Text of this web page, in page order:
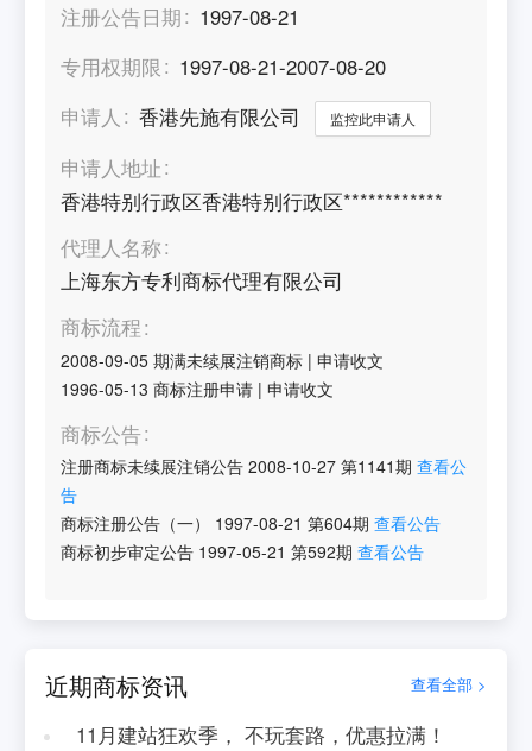
注册公告日期
1997-08-21
专用权期限
1997-08-21-2007-08-20
申请人
香港先施有限公司 监控此申请人
申请人地址
香港特别行政区香港特别行政区************
代理人名称
上海东方专利商标代理有限公司
商标流程
2008-09-05 期满未续展注销商标 |申请收文
1996-05-13 商标注册申请 |申请收文
商标公告
注册商标未续展注销公告 2008-10-27 第1141期 查看公
告
商标注册公告（一）
1997-08-21 第604期 查看公告
商标初步审定公告 1997-05-21 第592期 查看公告
近期商标资讯 查看全部 >
11月建站狂欢季， 不玩套路，优惠拉满！